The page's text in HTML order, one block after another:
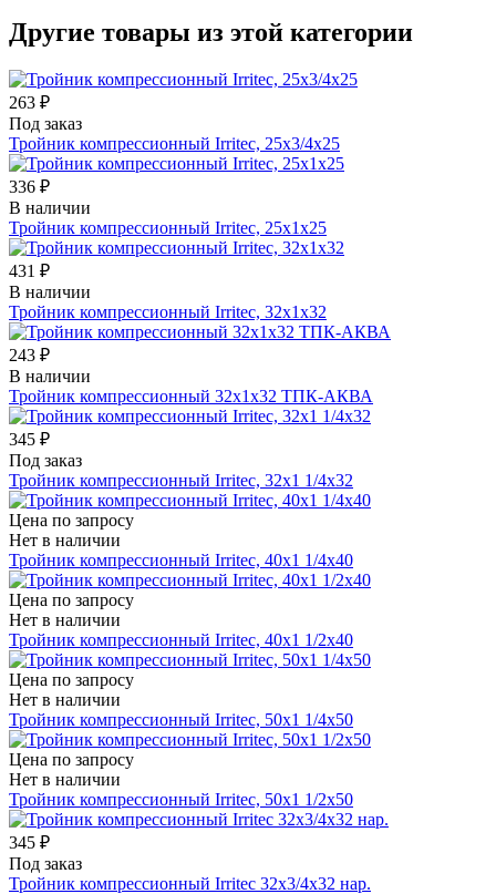
Другие товары из этой категории
263 ₽
Под заказ
Тройник компрессионный Irritec, 25х3/4х25
336 ₽
В наличии
Тройник компрессионный Irritec, 25х1х25
431 ₽
В наличии
Тройник компрессионный Irritec, 32х1х32
243 ₽
В наличии
Тройник компрессионный 32х1х32 ТПК-АКВА
345 ₽
Под заказ
Тройник компрессионный Irritec, 32х1 1/4х32
Цена по запросу
Нет в наличии
Тройник компрессионный Irritec, 40х1 1/4х40
Цена по запросу
Нет в наличии
Тройник компрессионный Irritec, 40х1 1/2х40
Цена по запросу
Нет в наличии
Тройник компрессионный Irritec, 50х1 1/4х50
Цена по запросу
Нет в наличии
Тройник компрессионный Irritec, 50х1 1/2х50
345 ₽
Под заказ
Тройник компрессионный Irritec 32х3/4х32 нар.